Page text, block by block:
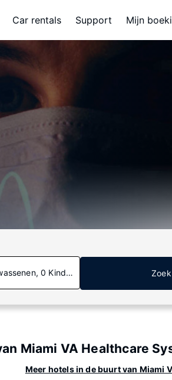
Car rentals Support Mijn
0 Kinderen Zoek
Miami VA Healthcare
Meer hotels in de buurt van Miami